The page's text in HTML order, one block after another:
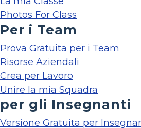
Photos For Class
Per i Team
Prova Gratuita per i Team
Risorse Aziendali
Crea per Lavoro
Unire la mia Squadra
per gli Insegnanti
Versione Gratuita per